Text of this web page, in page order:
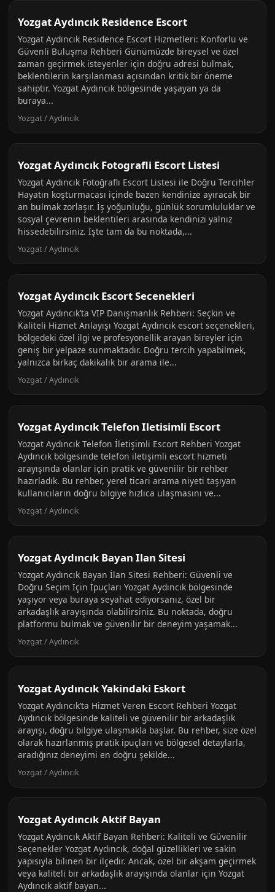
Yozgat Aydıncık Residence Escort
Yozgat Aydıncık Residence Escort Hizmetleri: Konforlu ve
Güvenli Buluşma Rehberi Günümüzde bireysel ve özel
zaman geçirmek isteyenler için doğru adresi bulmak,
beklentilerin karşılanması açısından kritik bir öneme
sahiptir. Yozgat Aydıncık bölgesinde yaşayan ya da
buraya...
Yozgat / Aydıncık
Yozgat Aydıncık Fotografli Escort Listesi
Yozgat Aydıncık Fotoğraflı Escort Listesi ile Doğru Tercihler
Hayatın koşturmacası içinde bazen kendinize ayıracak bir
an bulmak zorlaşır. İş yoğunluğu, günlük sorumluluklar ve
sosyal çevrenin beklentileri arasında kendinizi yalnız
hissedebilirsiniz. İşte tam da bu noktada,...
Yozgat / Aydıncık
Yozgat Aydıncık Escort Secenekleri
Yozgat Aydıncık’ta VIP Danışmanlık Rehberi: Seçkin ve
Kaliteli Hizmet Anlayışı Yozgat Aydıncık escort seçenekleri,
bölgedeki özel ilgi ve profesyonellik arayan bireyler için
geniş bir yelpaze sunmaktadır. Doğru tercih yapabilmek,
yalnızca birkaç dakikalık bir arama ile...
Yozgat / Aydıncık
Yozgat Aydıncık Telefon Iletisimli Escort
Yozgat Aydıncık Telefon İletişimli Escort Rehberi Yozgat
Aydıncık bölgesinde telefon iletişimli escort hizmeti
arayışında olanlar için pratik ve güvenilir bir rehber
hazırladık. Bu rehber, yerel ticari arama niyeti taşıyan
kullanıcıların doğru bilgiye hızlıca ulaşmasını ve...
Yozgat / Aydıncık
Yozgat Aydıncık Bayan Ilan Sitesi
Yozgat Aydıncık Bayan İlan Sitesi Rehberi: Güvenli ve
Doğru Seçim İçin İpuçları Yozgat Aydıncık bölgesinde
yaşıyor veya buraya seyahat ediyorsanız, özel bir
arkadaşlık arayışında olabilirsiniz. Bu noktada, doğru
platformu bulmak ve güvenilir bir deneyim yaşamak...
Yozgat / Aydıncık
Yozgat Aydıncık Yakindaki Eskort
Yozgat Aydıncık’ta Hizmet Veren Escort Rehberi Yozgat
Aydıncık bölgesinde kaliteli ve güvenilir bir arkadaşlık
arayışı, doğru bilgiye ulaşmakla başlar. Bu rehber, size özel
olarak hazırlanmış pratik ipuçları ve bölgesel detaylarla,
aradığınız deneyimi en doğru şekilde...
Yozgat / Aydıncık
Yozgat Aydıncık Aktif Bayan
Yozgat Aydıncık Aktif Bayan Rehberi: Kaliteli ve Güvenilir
Seçenekler Yozgat Aydıncık, doğal güzellikleri ve sakin
yapısıyla bilinen bir ilçedir. Ancak, özel bir akşam geçirmek
veya kaliteli bir arkadaşlık arayışında olanlar için Yozgat
Aydıncık aktif bayan...